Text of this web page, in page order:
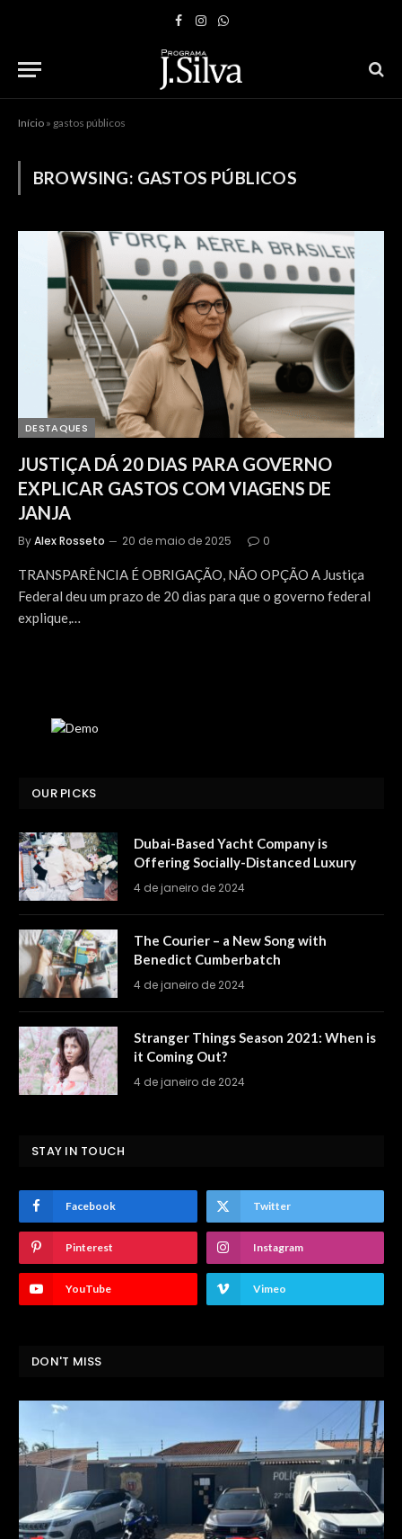
Facebook
Instagram
WhatsApp
Início » gastos públicos
BROWSING: GASTOS PÚBLICOS
DESTAQUES
JUSTIÇA DÁ 20 DIAS PARA GOVERNO
EXPLICAR GASTOS COM VIAGENS DE
JANJA
ByAlex Rosseto 20 de maio de 2025 0
TRANSPARÊNCIA É OBRIGAÇÃO, NÃO OPÇÃO A Justiça
Federal deu um prazo de 20 dias para que o governo federal
explique,…
OUR PICKS
Dubai-Based Yacht Company is
Offering Socially-Distanced Luxury
4 de janeiro de 2024
The Courier – a New Song with
Benedict Cumberbatch
4 de janeiro de 2024
Stranger Things Season 2021: When is
it Coming Out?
4 de janeiro de 2024
STAY IN TOUCH
Facebook Twitter
Pinterest Instagram
YouTube Vimeo
DON'T MISS